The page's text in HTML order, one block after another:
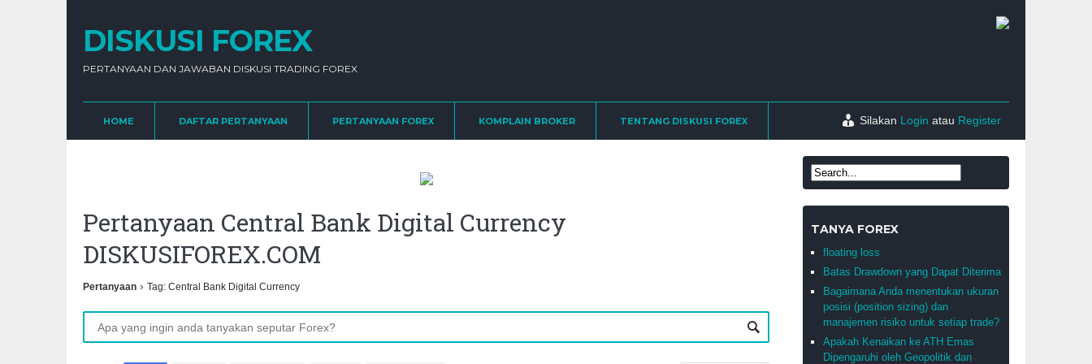
DISKUSI FOREX
PERTANYAAN DAN JAWABAN DISKUSI TRADING FOREX
HOME DAFTAR PERTANYAAN PERTANYAAN FOREX KOMPLAIN BROKER TENTANG DISKUSI FOREX Silakan Login atau Register
Pertanyaan Central Bank Digital Currency
DISKUSIFOREX.COM
Pertanyaan › Tag: Central Bank Digital Currency
TANYA FOREX
floating loss
Batas Drawdown yang Dapat Diterima
Bagaimana Anda menentukan ukuran
posisi (position sizing) dan
manajemen risiko untuk setiap trade?
Apakah Kenaikan ke ATH Emas
Dipengaruhi oleh Geopolitik dan